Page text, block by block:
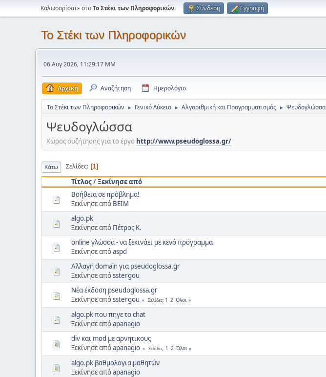
Καλωσορίσατε στοΤο Στέκι των Πληροφορικών. Σύνδεση Εγγραφή
Το Στέκι των Πληροφορικών
06 Αυγ 2026, 11:29:17 ΜΜ
Αρχική Αναζήτηση Ημερολόγιο
Το Στέκι των Πληροφορικών ► Γενικό Λύκειο ► Αλγοριθμική και Προγραμματισμός ► Ψευδογλώσσα
Ψευδογλώσσα
Χώρος συζήτησης για το έργο http://www.pseudoglossa.gr/
Κάτω Σελίδες 1
Τίτλος/Ξεκίνησε από
Βοήθεια σε πρόβλημα!
Ξεκίνησε από ΒΕΙΜ
algo.pk
Ξεκίνησε από Πέτρος Κ.
online γλώσσα - να ξεκινάει με κενό πρόγραμμα
Ξεκίνησε απόaspd
Αλλαγή domain για pseudoglossa.gr
Ξεκίνησε απόsstergou
Νέα έκδοση pseudoglossa.gr
Ξεκίνησε απόsstergou Σελίδες 1 2 Όλοι
algo.pk που πηγε το chat
Ξεκίνησε απόapanagio
div και mod με αρνητικους
Ξεκίνησε απόapanagio Σελίδες 1 2 Όλοι
algo.pk βαθμολογια μαθητών
Ξεκίνησε απόapanagio